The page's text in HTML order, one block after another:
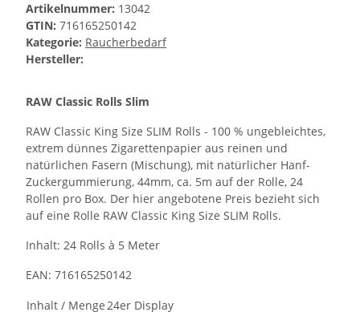
Artikelnummer: 13042
GTIN: 716165250142
Kategorie: Raucherbedarf
Hersteller:
RAW Classic Rolls Slim
RAW Classic King Size SLIM Rolls - 100 % ungebleichtes,
extrem dünnes Zigarettenpapier aus reinen und
natürlichen Fasern (Mischung), mit natürlicher Hanf-
Zuckergummierung, 44mm, ca. 5m auf der Rolle, 24
Rollen pro Box. Der hier angebotene Preis bezieht sich
auf eine Rolle RAW Classic King Size SLIM Rolls.
Inhalt: 24 Rolls à 5 Meter
EAN: 716165250142
Inhalt / Menge24er Display